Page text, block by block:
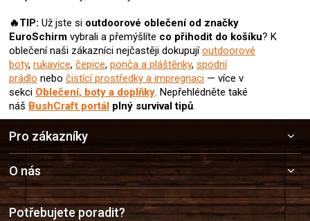
🔥TIP: Už jste si outdoorové oblečení od značky
EuroSchirm vybrali a přemýšlíte co přihodit do košíku? K
oblečení naši zákazníci nejčastěji dokupujíoutdoorové
boty, rukavice, čepice, ponča a pláštěnky, spodní
prádlo nebo čistící prostředky a impregnaci — více v
sekci Oblečení, boty a doplňky. Nepřehlédněte také
náš BushCraft portál plný survival tipů.
a
t
í
Pro zákazníky
O nás
Potřebujete poradit?